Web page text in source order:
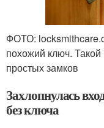
ФОТО:
похожий ключ. Такой
простых замков
Захлопнулась
без ключа